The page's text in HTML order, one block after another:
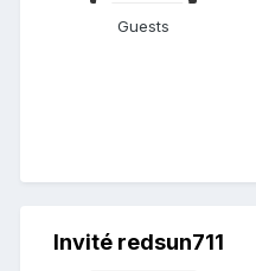
Guests
Invité redsun711